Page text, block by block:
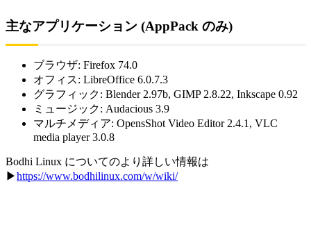
主なアプリケーション (AppPack のみ)
ブラウザ: Firefox 74.0
オフィス: LibreOffice 6.0.7.3
グラフィック: Blender 2.97b, GIMP 2.8.22, Inkscape 0.92
ミュージック: Audacious 3.9
マルチメディア: OpensShot Video Editor 2.4.1, VLC
media player 3.0.8
Bodhi Linux についてのより詳しい情報は
▶https://www.bodhilinux.com/w/wiki/